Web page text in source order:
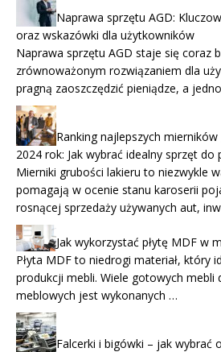
Naprawa sprzętu AGD:
oraz wskazówki dla użytkowników
Naprawa sprzętu AGD staje się coraz
zrównoważonym rozwiązaniem dla
pragną zaoszczędzić pieniądze, a
Ranking najlepszych
2024 rok: Jak wybrać idealny sprzęt do
Mierniki grubości lakieru to niezwykle
pomagają w ocenie stanu karoserii
rosnącej sprzedaży używanych aut,
Jak wykorzystać płytę MDF w
Płyta MDF to niedrogi materiał, który
produkcji mebli. Wiele gotowych mebli
meblowych jest wykonanych …
Falcerki i bigówki – jak wybrać